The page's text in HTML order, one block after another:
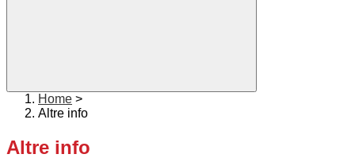
Home >
Altre info
Altre info